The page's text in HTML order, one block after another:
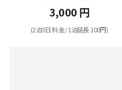
3,000 円
(2泊3日 料金 / 1泊延長 100円)